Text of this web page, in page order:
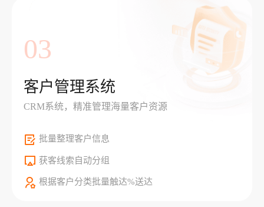
03
客户管理系统
CRM系统，精准管理海量客户资源
批量整理客户信息
获客线索自动分组
根据客户分类批量触达%送达